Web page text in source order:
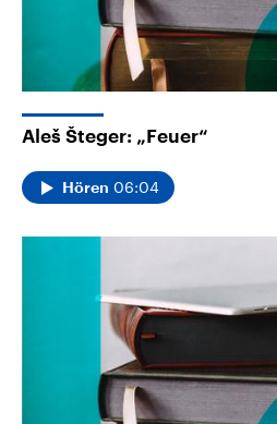
Aleš Šteger: „Feuer“
Hören 06:04